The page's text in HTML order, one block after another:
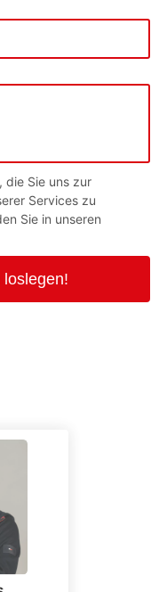
die Sie uns zur
Services zu
Sie in unseren